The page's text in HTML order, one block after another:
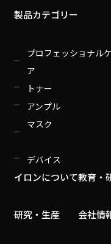
製品カテゴリー
プロフェッショナルケ
ア
トナー
アンプル
マスク
デバイス
イロンについて
研究・生産
教育・
会社情